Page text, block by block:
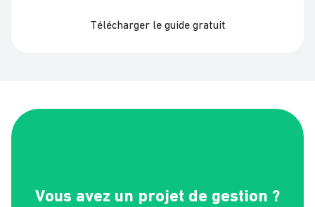
Télécharger le guide gratuit
Vous avez un projet de gestion ?